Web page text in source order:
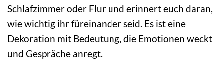
Schlafzimmer oder Flur und erinnert euch daran,
wie wichtig ihr füreinander seid. Es ist eine
Dekoration mit Bedeutung, die Emotionen weckt
und Gespräche anregt.